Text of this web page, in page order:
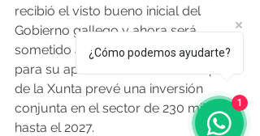
recibió el visto bueno inicial del
Gobierno gallego y ahora será
sometido a los informes necesarios
para su aprobación definitiva. El plan
de la Xunta prevé una inversión
conjunta en el sector de 230 millones
hasta el 2027.
¿Cómo podemos ayudarte?
1